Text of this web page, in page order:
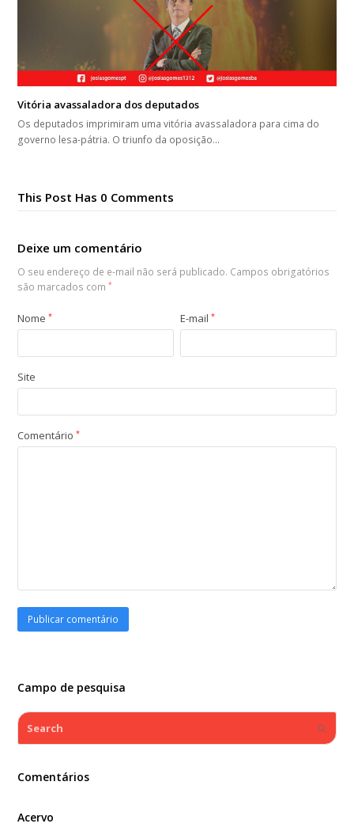
Vitória avassaladora dos deputados
Os deputados imprimiram uma vitória avassaladora para cima do
governo lesa-pátria. O triunfo da oposição…
This Post Has 0 Comments
Deixe um comentário
O seu endereço de e-mail não será publicado. Campos obrigatórios
são marcados com*
Nome* E-mail*
Site
Comentário*
Campo de pesquisa
Search
Comentários
Acervo